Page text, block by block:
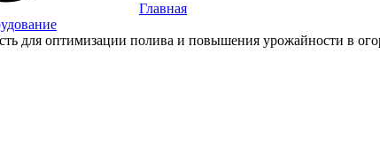
Главная
для оптимизации полива и повышения урожайности в